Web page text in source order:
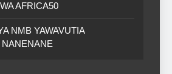
AFRICA50
NMB YAWAVUTIA